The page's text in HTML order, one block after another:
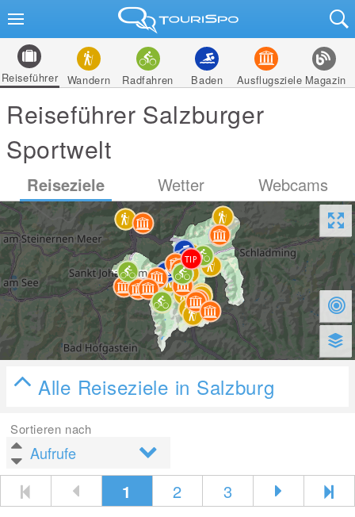
Reiseführer Wandern Radfahren Baden Ausflugsziele Magazin
Reiseführer Salzburger
Sportwelt
Reiseziele Wetter Webcams
Alle Reiseziele in Salzburg
Sortieren nach
1 2 3